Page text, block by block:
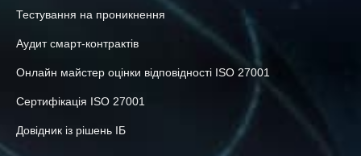
Тестування на проникнення
Аудит смарт-контрактів
Онлайн майстер оцінки відповідності ISO 27001
Сертифікація ISO 27001
Довідник із рішень ІБ